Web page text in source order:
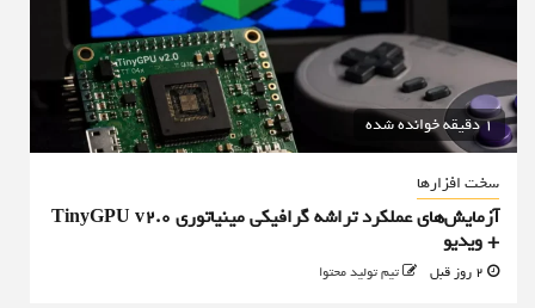
1 دقیقه خوانده شده
سخت افزارها
آزمایش‌های عملکرد تراشه گرافیکی مینیاتوری TinyGPU v2.0
+ ویدیو
تیم تولید محتوا